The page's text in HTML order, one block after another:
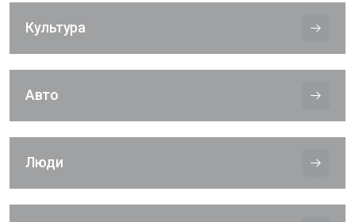
Культура
Авто
Люди